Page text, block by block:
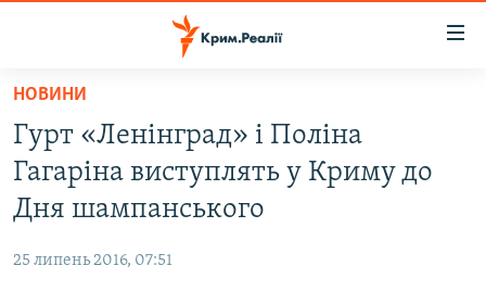
Перейти
основного
матеріалу
Перейти
до
основної
ВОДА.КРИМ
ВІДЕО ТА ФОТО
БЛОГИ
НОВИНИ
Гурт «Ленінград» і Поліна
Гагаріна виступлять у Криму до
Дня шампанського
25 липень 2016, 07:51